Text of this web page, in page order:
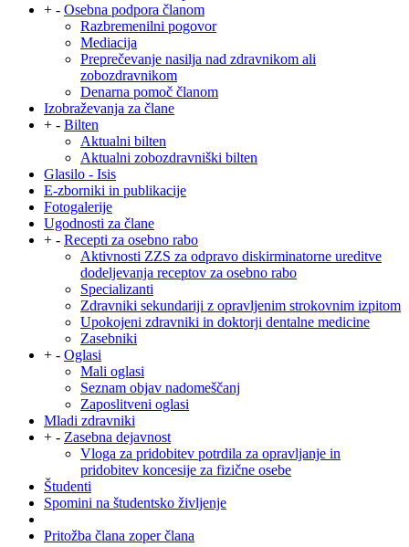
+ - Osebna podpora članom
Razbremenilni pogovor
Mediacija
Preprečevanje nasilja nad zdravnikom ali
zobozdravnikom
Denarna pomoč članom
Izobraževanja za člane
+ - Bilten
Aktualni bilten
Aktualni zobozdravniški bilten
Glasilo - Isis
E-zborniki in publikacije
Fotogalerije
Ugodnosti za člane
+ - Recepti za osebno rabo
Aktivnosti ZZS za odpravo diskirminatorne ureditve
dodeljevanja receptov za osebno rabo
Specializanti
Zdravniki sekundariji z opravljenim strokovnim izpitom
Upokojeni zdravniki in doktorji dentalne medicine
Zasebniki
+ - Oglasi
Mali oglasi
Seznam objav nadomeščanj
Zaposlitveni oglasi
Mladi zdravniki
+ - Zasebna dejavnost
Vloga za pridobitev potrdila za opravljanje in
pridobitev koncesije za fizične osebe
Študenti
Spomini na študentsko življenje
Pritožba člana zoper člana